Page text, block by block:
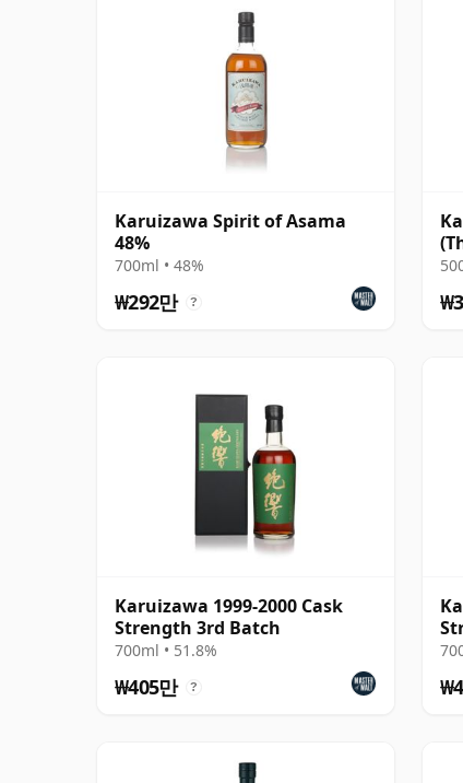
Karuizawa Spirit of Asama
48%
700ml • 48%
₩292만 ?
Karuizawa 1999-2000 Cask
Strength 3rd Batch
700ml • 51.8%
₩405만 ?